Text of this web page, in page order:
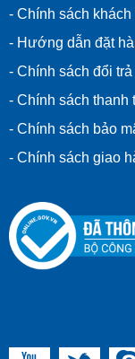
- Chính sách khách
- Hướng dẫn đặt
- Chính sách đổi trả
- Chính sách thanh
- Chính sách bảo
- Chính sách giao